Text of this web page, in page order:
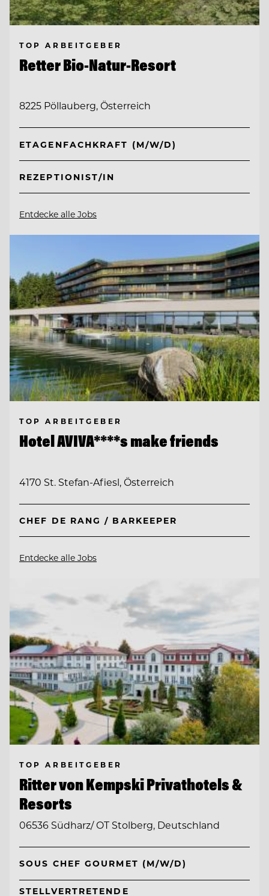
TOP ARBEITGEBER
Retter Bio-Natur-Resort
8225 Pöllauberg, Österreich
ETAGENFACHKRAFT (M/W/D)
REZEPTIONIST/IN
Entdecke alle Jobs
TOP ARBEITGEBER
Hotel AVIVA****s make friends
4170 St. Stefan-Afiesl, Österreich
CHEF DE RANG / BARKEEPER
Entdecke alle Jobs
TOP ARBEITGEBER
Ritter von Kempski Privathotels &
Resorts
06536 Südharz/ OT Stolberg, Deutschland
SOUS CHEF GOURMET (M/W/D)
STELLVERTRETENDE